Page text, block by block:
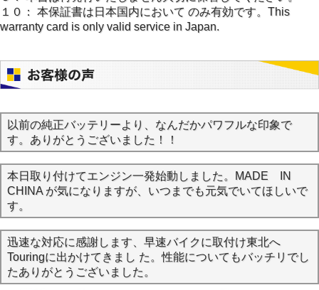
１０： 本保証書は日本国内において のみ有効です。This
warranty card is only valid service in Japan.
以前の純正バッテリーより、なんだかパワフルな印象で
す。ありがとうございました！！
本日取り付けてエンジン一発始動しました。MADE IN
CHINA が気になりますが、いつまでも元気でいてほしいで
す。
迅速な対応に感謝します、早速バイクに取付け東北へ
Touringに出かけてきまし た。性能についてもバッチリでし
たありがとうございました。